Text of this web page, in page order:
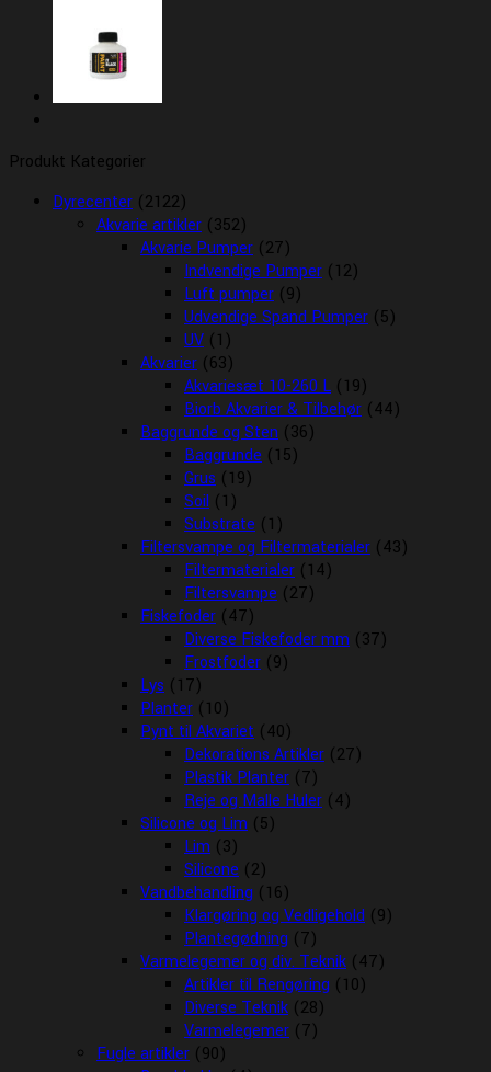
Produkt Kategorier
Dyrecenter (2122)
Akvarie artikler (352)
Akvarie Pumper (27)
Indvendige Pumper (12)
Luft pumper (9)
Udvendige Spand Pumper (5)
UV (1)
Akvarier (63)
Akvariesæt 10-260 L (19)
Biorb Akvarier & Tilbehør (44)
Baggrunde og Sten (36)
Baggrunde (15)
Grus (19)
Soil (1)
Substrate (1)
Filtersvampe og Filtermaterialer (43)
Filtermaterialer (14)
Filtersvampe (27)
Fiskefoder (47)
Diverse Fiskefoder mm (37)
Frostfoder (9)
Lys (17)
Planter (10)
Pynt til Akvariet (40)
Dekorations Artikler (27)
Plastik Planter (7)
Reje og Malle Huler (4)
Silicone og Lim (5)
Lim (3)
Silicone (2)
Vandbehandling (16)
Klargøring og Vedligehold (9)
Plantegødning (7)
Varmelegemer og div. Teknik (47)
Artikler til Rengøring (10)
Diverse Teknik (28)
Varmelegemer (7)
Fugle artikler (90)